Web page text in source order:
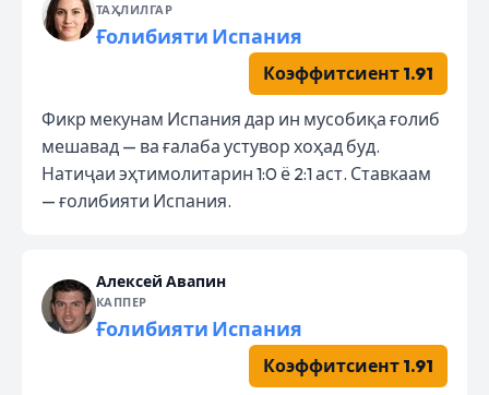
ТАҲЛИЛГАР
Ғолибияти Испания
Коэффитсиент 1.91
Фикр мекунам Испания дар ин мусобиқа ғолиб
мешавад — ва ғалаба устувор хоҳад буд.
Натиҷаи эҳтимолитарин 1:0 ё 2:1 аст. Ставкаам
— ғолибияти Испания.
Алексей Авапин
КАППЕР
Ғолибияти Испания
Коэффитсиент 1.91